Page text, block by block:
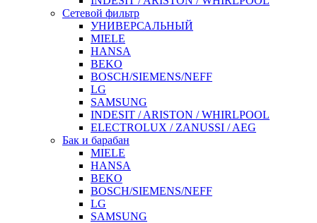
Сетевой фильтр
УНИВЕРСАЛЬНЫЙ
MIELE
HANSA
BEKO
BOSCH/SIEMENS/NEFF
LG
SAMSUNG
INDESIT / ARISTON / WHIRLPOOL
ELECTROLUX / ZANUSSI / AEG
Бак и барабан
MIELE
HANSA
BEKO
BOSCH/SIEMENS/NEFF
LG
SAMSUNG